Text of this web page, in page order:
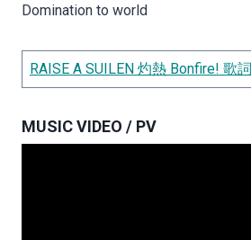
Domination to world
RAISE A SUILEN 灼熱 Bonfire! 歌詞
MUSIC VIDEO / PV